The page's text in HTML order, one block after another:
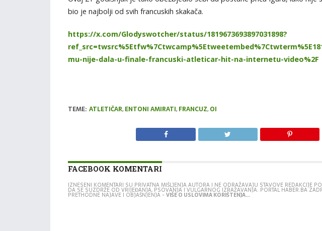
bio je najbolji od svih francuskih skakača.
https://x.com/Glodyswotcher/status/1819673693897031898?
mu-nije-dala-u-finale-francuski-atleticar-hit-na-internetu-video%2F
TEME: ATLETIČAR, ENTONI AMIRATI, FRANCUZ, OI
FACEBOOK KOMENTARI
IZNESENI KOMENTARI SU PRIVATNA MIŠLJENJA AUTORA I NE ODRAŽAVAJU STAVOVE REDAKCIJE
DA SE SUZDRŽE OD VRIJEĐANJA, PSOVANJA I VULGARNOG IZRAŽAVANJA. PORTAL HABER.BA
PRETHODNE NAJAVE I OBJAŠNJENJA -VIŠE O USLOVIMA KORIŠTENJA...